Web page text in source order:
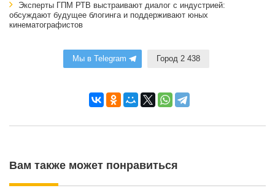
Эксперты ГПМ РТВ выстраивают диалог с индустрией:
обсуждают будущее блогинга и поддерживают юных
кинематографистов
Мы в Telegram Город 2 438
Вам также может понравиться